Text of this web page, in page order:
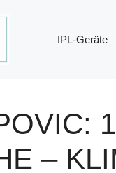
IPL-Geräte
–